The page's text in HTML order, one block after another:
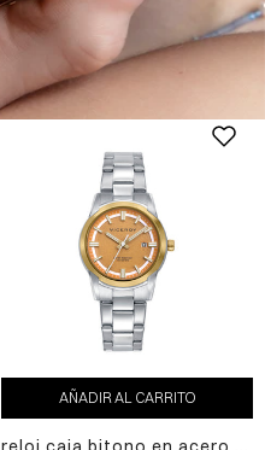
AÑADIR AL CARRITO